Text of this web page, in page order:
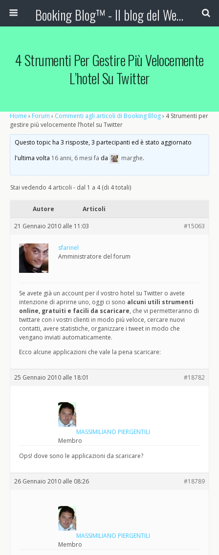
Booking Blog™ - Il blog del Web Marketing Turistico
4 Strumenti Per Gestire Più Velocemente
L’hotel Su Twitter
Home › Forum › Commenti agli articoli di Booking Blog› 4 Strumenti per
gestire più velocemente l’hotel su Twitter
Questo topic ha 3 risposte, 3 partecipanti ed è stato aggiornato
l'ultima volta 16 anni, 6 mesi fa da marghe.
Stai vedendo 4 articoli - dal 1 a 4 (di 4 totali)
Autore Articoli
21 Gennaio 2010 alle 11:03 #15063
sfarinel
Amministratore del forum
Se avete già un account per il vostro hotel su Twitter o avete
intenzione di aprirne uno, oggi ci sono alcuni utili strumenti
online, gratuiti e facili da scaricare, che vi permetteranno di
twittare con i vostri clienti in modo più veloce, cercare nuovi
contatti, avere statistiche, organizzare i tweet in modo che
vengano inviati automaticamente.
Ecco alcune applicazioni che vale la pena scaricare:
25 Gennaio 2010 alle 18:01 #18782
MASSIMILIANO PIERGENTILI
Membro
Ops! dove sono le applicazioni da scaricare?
26 Gennaio 2010 alle 08:26 #18789
MASSIMILIANO PIERGENTILI
Membro